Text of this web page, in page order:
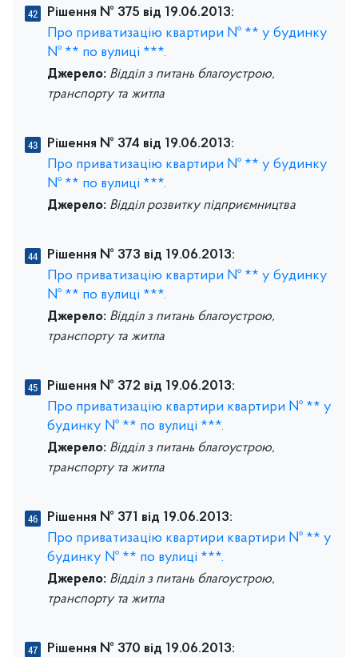
Рішення № 375 від 19.06.2013:
Про приватизацію квартири № ** у будинку
№ ** по вулиці ***.
Джерело: Відділ з питань благоустрою,
транспорту та житла
Рішення № 374 від 19.06.2013:
Про приватизацію квартири № ** у будинку
№ ** по вулиці ***.
Джерело: Відділ розвитку підприємництва
Рішення № 373 від 19.06.2013:
Про приватизацію квартири № ** у будинку
№ ** по вулиці ***.
Джерело: Відділ з питань благоустрою,
транспорту та житла
Рішення № 372 від 19.06.2013:
Про приватизацію квартири квартири № ** у
будинку № ** по вулиці ***.
Джерело: Відділ з питань благоустрою,
транспорту та житла
Рішення № 371 від 19.06.2013:
Про приватизацію квартири квартири № ** у
будинку № ** по вулиці ***.
Джерело: Відділ з питань благоустрою,
транспорту та житла
Рішення № 370 від 19.06.2013: